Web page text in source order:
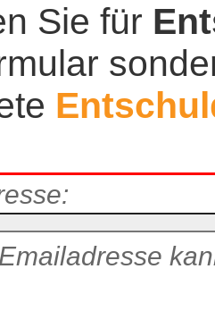
Sie für